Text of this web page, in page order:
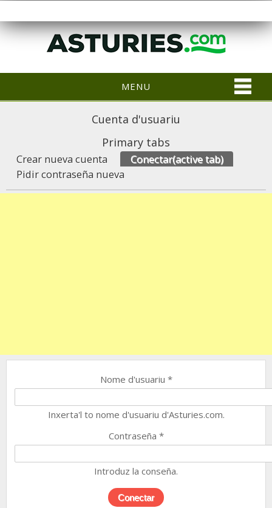
MENU
Cuenta d'usuariu
Primary tabs
Crear nueva cuenta Conectar(active tab)
Pidir contraseña nueva
Nome d'usuariu *
Inxerta'l to nome d'usuariu d'Asturies.com.
Contraseña *
Introduz la conseña.